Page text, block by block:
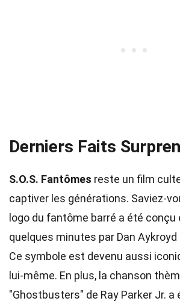
Derniers Faits
S.O.S. Fantômes reste un film
captiver les générations. Saviez-
logo du fantôme barré a été
quelques minutes par Dan
Ce symbole est devenu aussi
lui-même. En plus, la chanson
"Ghostbusters" de Ray Parker Jr. a